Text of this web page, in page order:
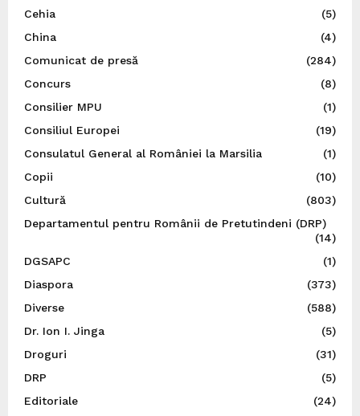
Cehia
(5)
China
(4)
Comunicat de presă
(284)
Concurs
(8)
Consilier MPU
(1)
Consiliul Europei
(19)
Consulatul General al României la Marsilia
(1)
Copii
(10)
Cultură
(803)
Departamentul pentru Românii de Pretutindeni (DRP)
(14)
DGSAPC
(1)
Diaspora
(373)
Diverse
(588)
Dr. Ion I. Jinga
(5)
Droguri
(31)
DRP
(5)
Editoriale
(24)